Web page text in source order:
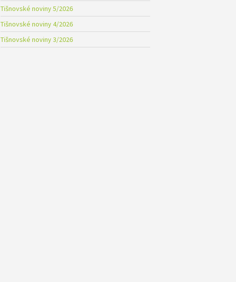
Tišnovské noviny 5/2026
Tišnovské noviny 4/2026
Tišnovské noviny 3/2026